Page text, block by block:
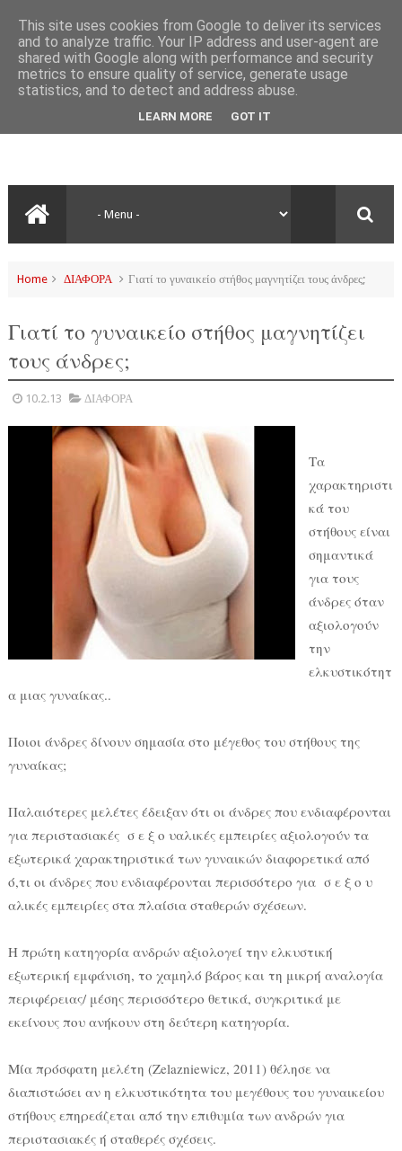
Home ΔΙΑΦΟΡΑ Γιατί το γυναικείο στήθος μαγνητίζει τους άνδρες;
Γιατί το γυναικείο στήθος μαγνητίζει
τους άνδρες;
10.2.13 ΔΙΑΦΟΡΑ
Τα
χαρακτηριστι
κά του
στήθους είναι
σημαντικά
για τους
άνδρες όταν
αξιολογούν
την
ελκυστικότητ
α μιας γυναίκας..
Ποιοι άνδρες δίνουν σημασία στο μέγεθος του στήθους της
γυναίκας;
Παλαιότερες μελέτες έδειξαν ότι οι άνδρες που ενδιαφέρονται
για περιστασιακές σ ε ξ ο υαλικές εμπειρίες αξιολογούν τα
εξωτερικά χαρακτηριστικά των γυναικών διαφορετικά από
ό,τι οι άνδρες που ενδιαφέρονται περισσότερο για σ ε ξ ο υ
αλικές εμπειρίες στα πλαίσια σταθερών σχέσεων.
Η πρώτη κατηγορία ανδρών αξιολογεί την ελκυστική
εξωτερική εμφάνιση, το χαμηλό βάρος και τη μικρή αναλογία
περιφέρειας/ μέσης περισσότερο θετικά, συγκριτικά με
εκείνους που ανήκουν στη δεύτερη κατηγορία.
Μία πρόσφατη μελέτη (Zelazniewicz, 2011) θέλησε να
διαπιστώσει αν η ελκυστικότητα του μεγέθους του γυναικείου
στήθους επηρεάζεται από την επιθυμία των ανδρών για
περιστασιακές ή σταθερές σχέσεις.
This site uses cookies from Google to deliver its services
and to analyze traffic. Your IP address and user-agent are
shared with Google along with performance and security
metrics to ensure quality of service, generate usage
statistics, and to detect and address abuse.
LEARN MORE GOT IT